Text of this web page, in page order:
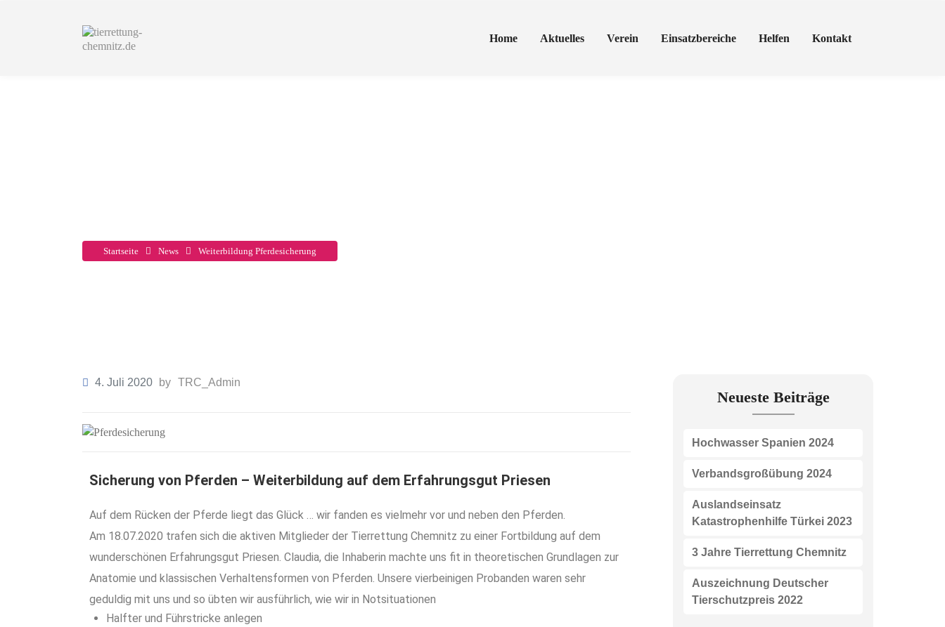
Home Aktuelles Verein Einsatzbereiche Helfen Kontakt
Startseite News Weiterbildung Pferdesicherung
4. Juli 2020 by TRC_Admin
Sicherung von Pferden – Weiterbildung auf dem Erfahrungsgut Priesen
Auf dem Rücken der Pferde liegt das Glück … wir fanden es vielmehr vor und neben den Pferden.
Am 18.07.2020 trafen sich die aktiven Mitglieder der Tierrettung Chemnitz zu einer Fortbildung auf dem
wunderschönen Erfahrungsgut Priesen. Claudia, die Inhaberin machte uns fit in theoretischen Grundlagen zur
Anatomie und klassischen Verhaltensformen von Pferden. Unsere vierbeinigen Probanden waren sehr
geduldig mit uns und so übten wir ausführlich, wie wir in Notsituationen
Halfter und Führstricke anlegen
Neueste Beiträge
Hochwasser Spanien 2024
Verbandsgroßübung 2024
Auslandseinsatz
Katastrophenhilfe Türkei 2023
3 Jahre Tierrettung Chemnitz
Auszeichnung Deutscher
Tierschutzpreis 2022